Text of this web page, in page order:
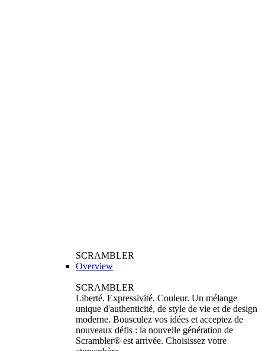
SCRAMBLER
Overview
SCRAMBLER
Liberté. Expressivité. Couleur. Un mélange
unique d'authenticité, de style de vie et de design
moderne. Bousculez vos idées et acceptez de
nouveaux défis : la nouvelle génération de
Scrambler® est arrivée. Choisissez votre